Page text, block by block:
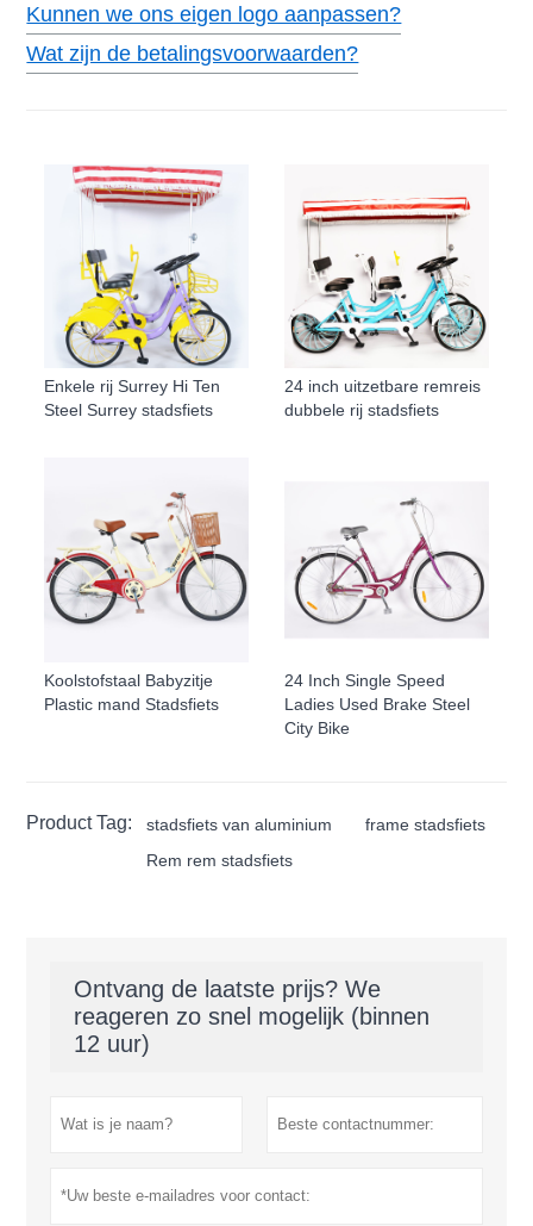
Kunnen we ons eigen logo aanpassen?
Wat zijn de betalingsvoorwaarden?
Enkele rij Surrey Hi Ten
Steel Surrey stadsfiets
24 inch uitzetbare remreis
dubbele rij stadsfiets
Koolstofstaal Babyzitje
Plastic mand Stadsfiets
24 Inch Single Speed
Ladies Used Brake Steel
City Bike
Product Tag: stadsfiets van aluminium
frame stadsfiets
Rem rem stadsfiets
Ontvang de laatste prijs? We
reageren zo snel mogelijk (binnen
12 uur)